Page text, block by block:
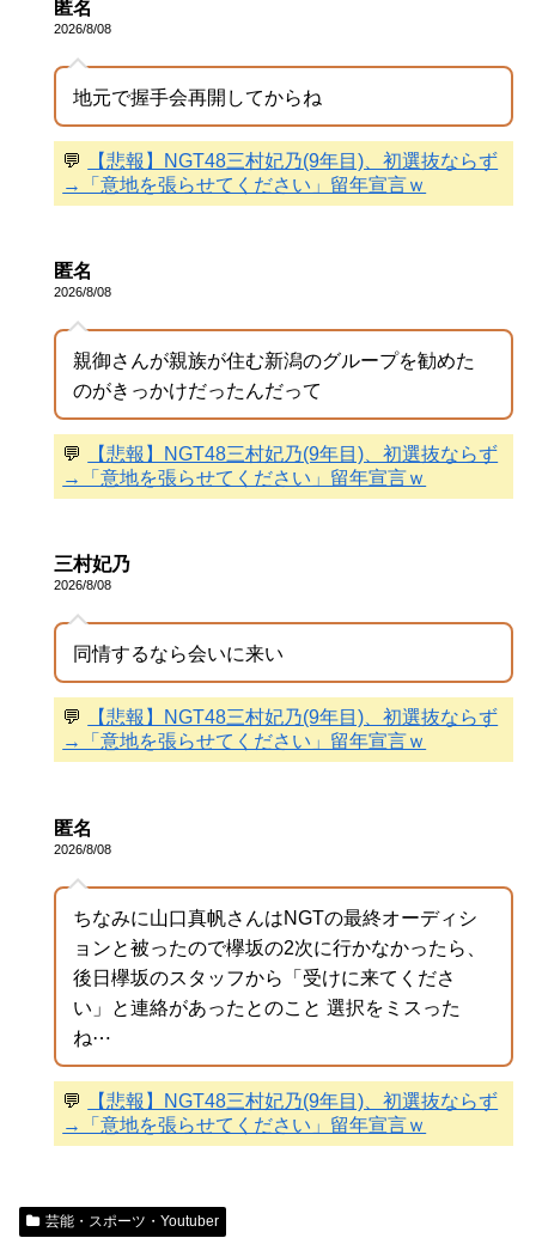
匿名
2026/8/08
地元で握手会再開してからね
💬
【悲報】NGT48三村妃乃(9年目)、初選抜ならず
→「意地を張らせてください」留年宣言ｗ
匿名
2026/8/08
親御さんが親族が住む新潟のグループを勧めた
のがきっかけだったんだって
💬
【悲報】NGT48三村妃乃(9年目)、初選抜ならず
→「意地を張らせてください」留年宣言ｗ
三村妃乃
2026/8/08
同情するなら会いに来い
💬
【悲報】NGT48三村妃乃(9年目)、初選抜ならず
→「意地を張らせてください」留年宣言ｗ
匿名
2026/8/08
ちなみに山口真帆さんはNGTの最終オーディシ
ョンと被ったので欅坂の2次に行かなかったら、
後日欅坂のスタッフから「受けに来てくださ
い」と連絡があったとのこと 選択をミスった
ね⋯
💬
【悲報】NGT48三村妃乃(9年目)、初選抜ならず
→「意地を張らせてください」留年宣言ｗ
芸能・スポーツ・Youtuber